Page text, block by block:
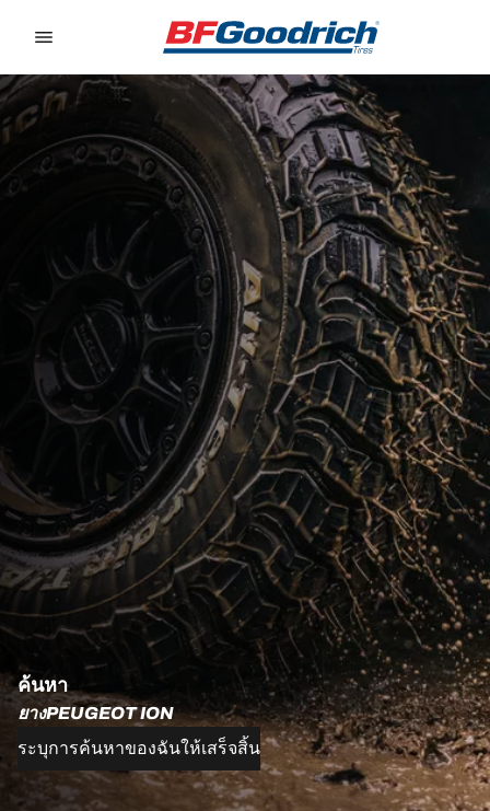
ค้นหา
ยางPEUGEOT ION
ระบุการค้นหาของฉันให้เสร็จสิ้น